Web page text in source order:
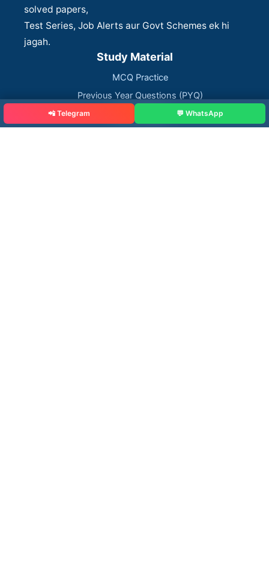
solved papers,
Test Series, Job Alerts aur Govt Schemes ek hi
jagah.
Study Material
MCQ Practice
Previous Year Questions (PYQ)
📲 Telegram 💬 WhatsApp